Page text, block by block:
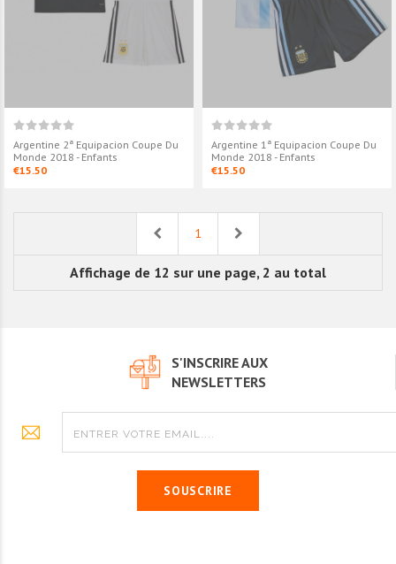
Argentine 2ª Equipacion Coupe Du
Monde 2018 - Enfants
€15.50
Argentine 1ª Equipacion Coupe Du
Monde 2018 - Enfants
€15.50
Previous1
Affichage de 12 sur une page, 2 au total
S'INSCRIRE AUX
NEWSLETTERS
SOUSCRIRE